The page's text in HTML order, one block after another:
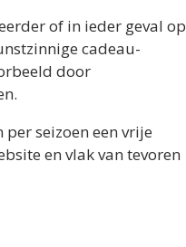
of in ieder geval op
cadeau-
door
seizoen een vrije
en vlak van tevoren